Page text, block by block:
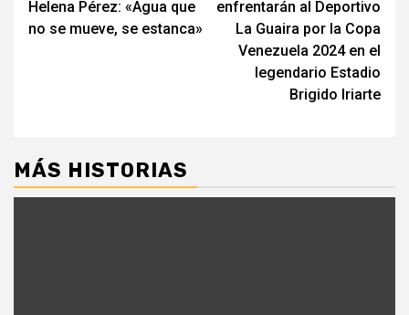
entradas
Helena Pérez: «Agua que
no se mueve, se estanca»
enfrentarán al Deportivo
La Guaira por la Copa
Venezuela 2024 en el
legendario Estadio
Brigido Iriarte
MÁS HISTORIAS